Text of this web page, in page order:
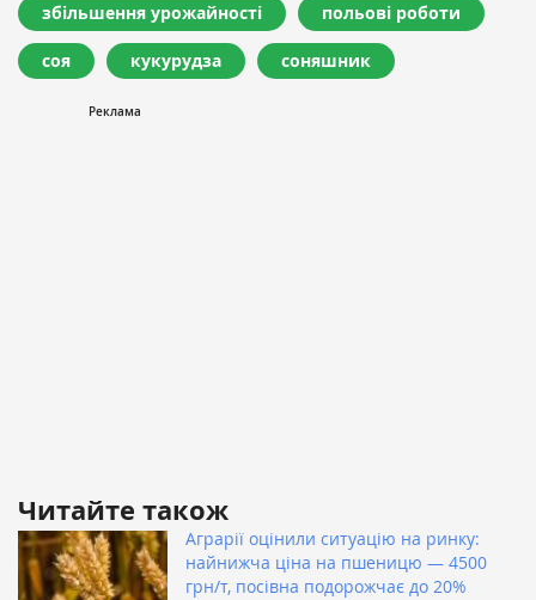
збільшення урожайності польові роботи
соя кукурудза соняшник
Читайте також
Аграрії оцінили ситуацію на ринку:
найнижча ціна на пшеницю — 4500
грн/т, посівна подорожчає до 20%